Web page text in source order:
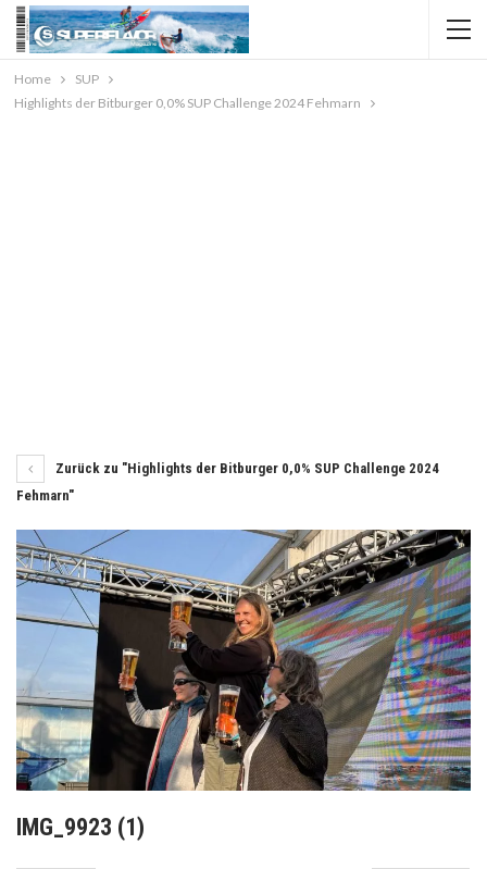
Home
SUP
Highlights der Bitburger 0,0% SUP Challenge 2024 Fehmarn
Zurück zu "Highlights der Bitburger 0,0% SUP Challenge 2024
Fehmarn"
IMG_9923 (1)